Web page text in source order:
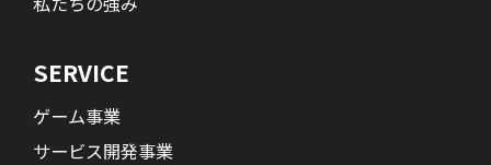
SERVICE
ゲーム事業
サービス開発事業